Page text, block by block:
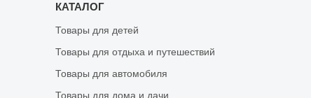
КАТАЛОГ
Товары для детей
Товары для отдыха и путешествий
Товары для автомобиля
Товары для дома и дачи